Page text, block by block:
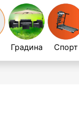
Градина Спорт